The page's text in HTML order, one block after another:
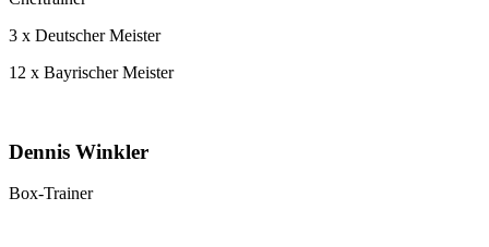
3 x Deutscher Meister
12 x Bayrischer Meister
Dennis Winkler
Box-Trainer